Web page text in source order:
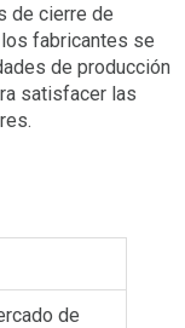
de cierre de
fabricantes se
de producción
satisfacer las
de